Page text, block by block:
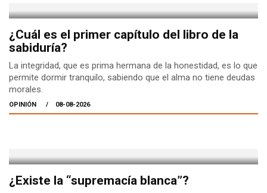
¿Cuál es el primer capítulo del libro de la
sabiduría?
La integridad, que es prima hermana de la honestidad, es lo que
permite dormir tranquilo, sabiendo que el alma no tiene deudas
morales.
OPINIÓN 08-08-2026
¿Existe la “supremacía blanca”?